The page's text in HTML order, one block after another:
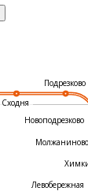
Сходня
Подрезково
Новоподрезково
Молжаниново
Левобережная